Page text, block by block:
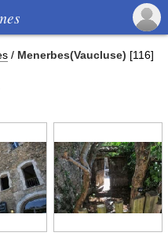
/ Menerbes(Vaucluse) [116]